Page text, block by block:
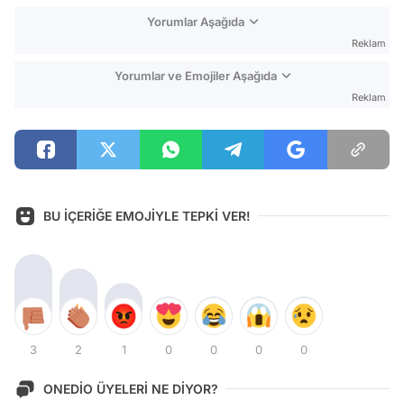
Yorumlar Aşağıda
Reklam
Yorumlar ve Emojiler Aşağıda
Reklam
BU İÇERİĞE EMOJİYLE TEPKİ VER!
3 2 1 0 0 0 0
ONEDİO ÜYELERİ NE DİYOR?